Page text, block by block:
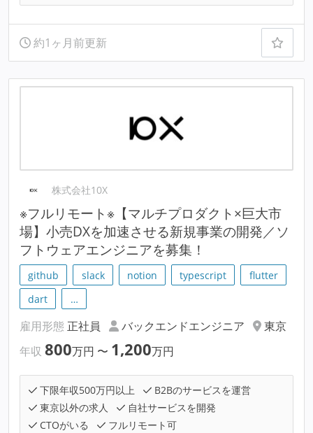
約1ヶ月前更新
株式会社10X
※フルリモート※【マルチプロダクト×巨大市
場】小売DXを加速させる新規事業の開発／ソ
フトウェアエンジニアを募集！
github slack notion typescript
flutter
dart
…
雇用形態 正社員 バックエンドエンジニア
東京
年収 800万円 〜 1,200万円
下限年収500万円以上
B2Bのサービスを運営
東京以外の求人
自社サービスを開発
CTOがいる
フルリモート可